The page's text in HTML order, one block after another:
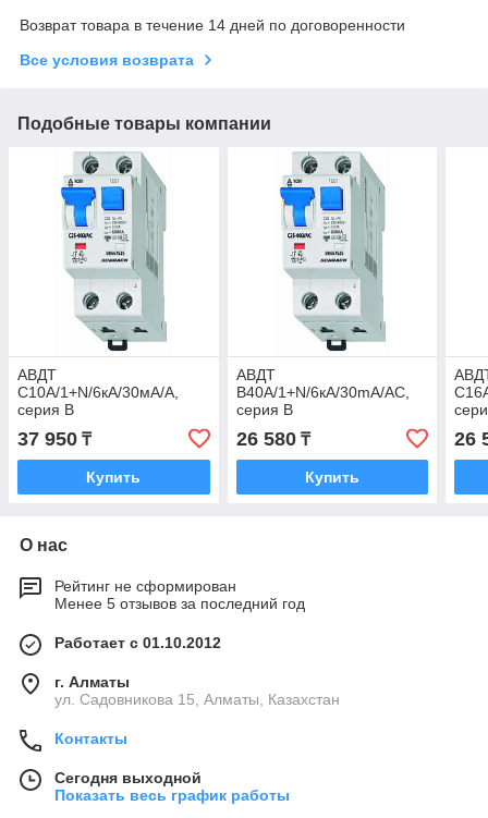
Возврат товара в течение 14 дней по договоренности
Все условия возврата
Подобные товары компании
АВДТ
C10А/1+N/6кА/30мА/A,
серия B
37 950 ₸
Купить
АВДТ
B40A/1+N/6кА/30mA/AC,
серия B
26 580₸
Купить
26
О нас
Рейтинг не сформирован
Менее 5 отзывов за последний год
Работает с 01.10.2012
г. Алматы
ул. Садовникова 15, Алматы, Казахстан
Контакты
Сегодня выходной
Показать весь график работы